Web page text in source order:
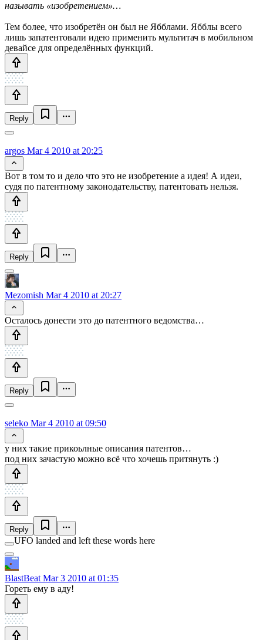
называть «изобретением»…
Тем более, что изобретён он был не Ябблами. Ябблы всего
лишь запатентовали идею применить мультитач в мобильном
девайсе для определённых функций.
Reply
argos Mar 4 2010 at 20:25
Вот в том то и дело что это не изобретение а идея! А идеи,
судя по патентному законодательству, патентовать нельзя.
Reply
Mezomish Mar 4 2010 at 20:27
Осталось донести это до патентного ведомства…
Reply
seleko Mar 4 2010 at 09:50
у них такие прикоьлные описания патентов…
под них зачастую можно всё что хочешь притянуть :)
Reply
UFO landed and left these words here
BlastBeat Mar 3 2010 at 01:35
Гореть ему в аду!